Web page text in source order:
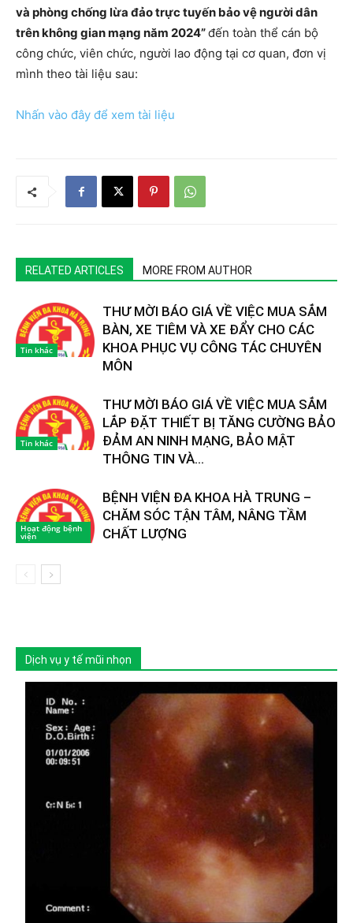
và phòng chống lừa đảo trực tuyến bảo vệ người dân
trên không gian mạng năm 2024”đến toàn thể cán bộ
công chức, viên chức, người lao động tại cơ quan, đơn vị
mình theo tài liệu sau:
Nhấn vào đây để xem tài liệu
RELATED ARTICLES MORE FROM AUTHOR
Tin khác
THƯ MỜI BÁO GIÁ VỀ VIỆC MUA SẮM
BÀN, XE TIÊM VÀ XE ĐẨY CHO CÁC
KHOA PHỤC VỤ CÔNG TÁC CHUYÊN
MÔN
Tin khác
THƯ MỜI BÁO GIÁ VỀ VIỆC MUA SẮM
LẮP ĐẶT THIẾT BỊ TĂNG CƯỜNG BẢO
ĐẢM AN NINH MẠNG, BẢO MẬT
THÔNG TIN VÀ...
Hoạt động bệnh
viện
BỆNH VIỆN ĐA KHOA HÀ TRUNG –
CHĂM SÓC TẬN TÂM, NÂNG TẦM
CHẤT LƯỢNG
Dịch vụ y tế mũi nhọn